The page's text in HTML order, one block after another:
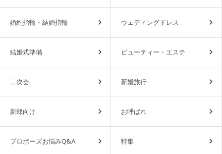
婚約指輪・結婚指輪 ウェディングドレス
結婚式準備 ビューティー・エステ
二次会 新婚旅行
新郎向け お呼ばれ
プロポーズお悩みQ&A 特集